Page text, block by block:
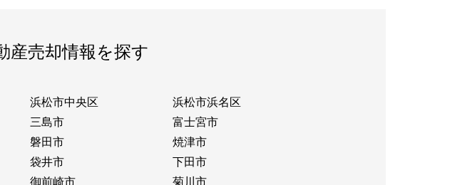
産売却情報を探す
浜松市中央区
浜松市浜名区
三島市
富士宮市
磐田市
焼津市
袋井市
下田市
御前崎市
菊川市